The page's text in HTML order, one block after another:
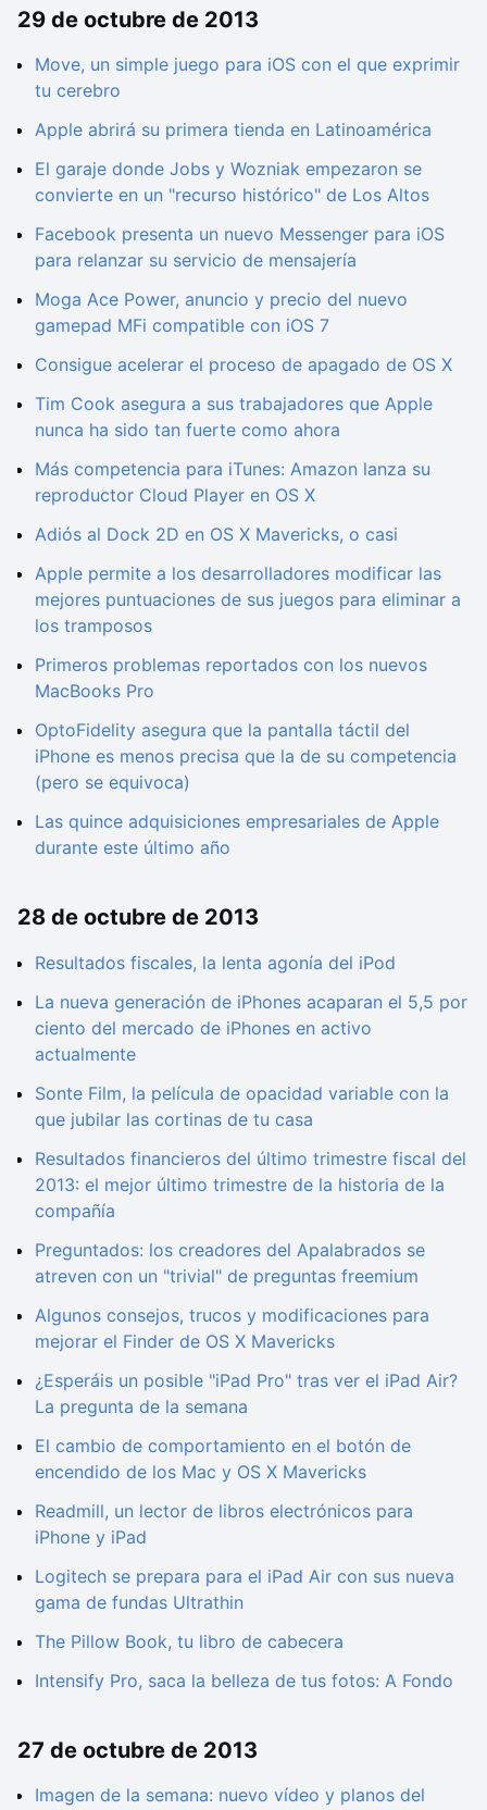
29 de octubre de 2013
Move, un simple juego para iOS con el que exprimir
tu cerebro
Apple abrirá su primera tienda en Latinoamérica
El garaje donde Jobs y Wozniak empezaron se
convierte en un "recurso histórico" de Los Altos
Facebook presenta un nuevo Messenger para iOS
para relanzar su servicio de mensajería
Moga Ace Power, anuncio y precio del nuevo
gamepad MFi compatible con iOS 7
Consigue acelerar el proceso de apagado de OS X
Tim Cook asegura a sus trabajadores que Apple
nunca ha sido tan fuerte como ahora
Más competencia para iTunes: Amazon lanza su
reproductor Cloud Player en OS X
Adiós al Dock 2D en OS X Mavericks, o casi
Apple permite a los desarrolladores modificar las
mejores puntuaciones de sus juegos para eliminar a
los tramposos
Primeros problemas reportados con los nuevos
MacBooks Pro
OptoFidelity asegura que la pantalla táctil del
iPhone es menos precisa que la de su competencia
(pero se equivoca)
Las quince adquisiciones empresariales de Apple
durante este último año
28 de octubre de 2013
Resultados fiscales, la lenta agonía del iPod
La nueva generación de iPhones acaparan el 5,5 por
ciento del mercado de iPhones en activo
actualmente
Sonte Film, la película de opacidad variable con la
que jubilar las cortinas de tu casa
Resultados financieros del último trimestre fiscal del
2013: el mejor último trimestre de la historia de la
compañía
Preguntados: los creadores del Apalabrados se
atreven con un "trivial" de preguntas freemium
Algunos consejos, trucos y modificaciones para
mejorar el Finder de OS X Mavericks
¿Esperáis un posible "iPad Pro" tras ver el iPad Air?
La pregunta de la semana
El cambio de comportamiento en el botón de
encendido de los Mac y OS X Mavericks
Readmill, un lector de libros electrónicos para
iPhone y iPad
Logitech se prepara para el iPad Air con sus nueva
gama de fundas Ultrathin
The Pillow Book, tu libro de cabecera
Intensify Pro, saca la belleza de tus fotos: A Fondo
27 de octubre de 2013
Imagen de la semana: nuevo vídeo y planos del